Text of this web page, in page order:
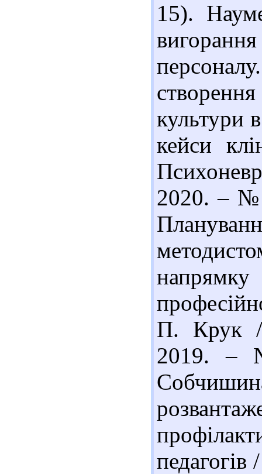
15).
культури
кейси
2020. – №
напрямку
П. Крук
2019. –